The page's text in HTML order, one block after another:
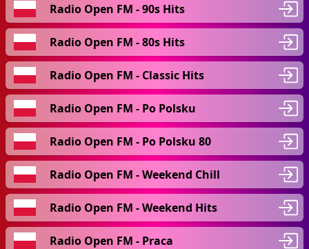
Radio Open FM - 90s Hits
Radio Open FM - 80s Hits
Radio Open FM - Classic Hits
Radio Open FM - Po Polsku
Radio Open FM - Po Polsku 80
Radio Open FM - Weekend Chill
Radio Open FM - Weekend Hits
Radio Open FM - Praca